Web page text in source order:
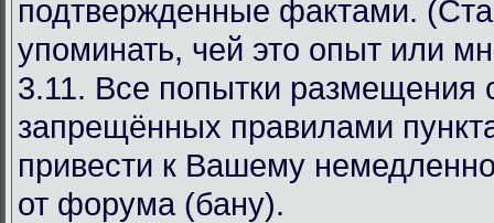
подтвержденные фактами.
упоминать, чей это опыт или
3.11. Все попытки размещения
запрещённых правилами
привести к Вашему
от форума (бану).